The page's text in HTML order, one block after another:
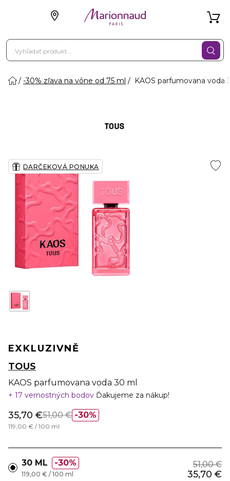
-30% zľava na vône od 75 ml KAOS parfumovana voda
DARČEKOVÁ PONUKA
EXKLUZIVNĚ
TOUS
KAOS parfumovana voda 30 ml
17 vernostných bodov Ďakujeme za nákup!
30%
35,70 €51,00 €
119,00 € / 100 ml
30 ML 30% 51,00 €
35,70 €
119,00 € / 100 ml